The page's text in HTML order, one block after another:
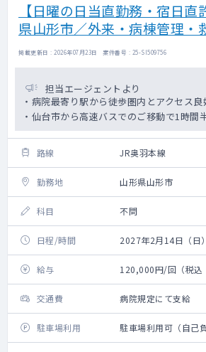
【日曜の日当直勤務・宿日
県山形市／外来・病棟管理・
掲載更新日 : 2026年07月23日 案件番号 : 25-SI509756
担当エージェントより
・病院最寄り駅から徒歩圏内とアクセス良
・仙台市から高速バスでのご移動で1時間
路線 JR奥羽本線
勤務地 山形県山形市
科目 不問
日程/時間 2027年2月14日（日
給与 120,000円/回（税込
交通費 病院規定にて支給
駐車場利用 駐車場利用可（自己